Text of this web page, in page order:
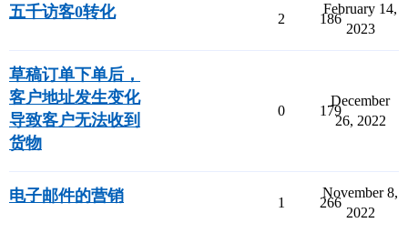
五千访客0转化 2 186
February 14,
2023
草稿订单下单后，
客户地址发生变化
导致客户无法收到
货物
0 179
December
26, 2022
电子邮件的营销 1 266
November 8,
2022